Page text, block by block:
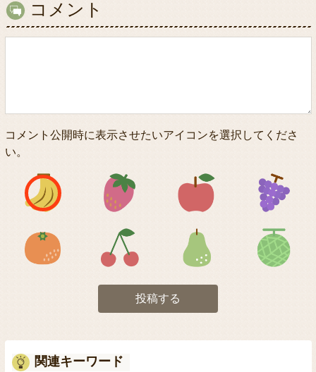
コメント
コメント公開時に表示させたいアイコンを選択してくださ
い。
アイコン1 アイコン2 アイコン3
アイコン5 アイコン6 アイコン7
投稿する
関連キーワード